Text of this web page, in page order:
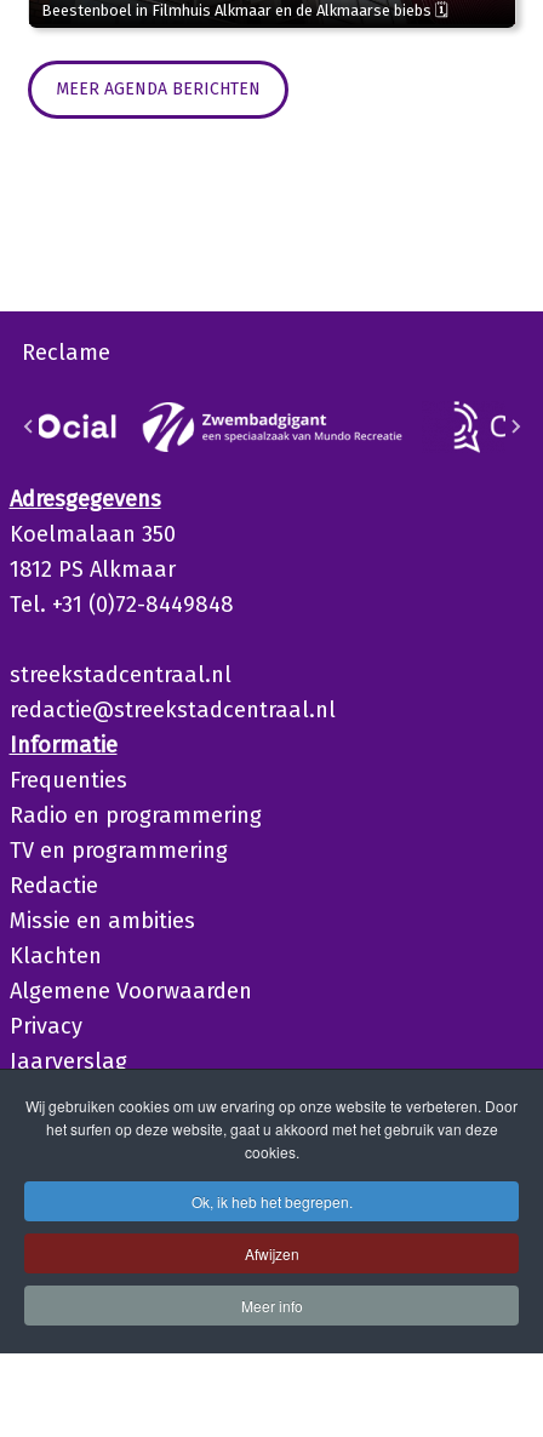
Beestenboel in Filmhuis Alkmaar en de Alkmaarse biebs 🗓
MEER AGENDA BERICHTEN
Reclame
Adresgegevens
Koelmalaan 350
1812 PS Alkmaar
Tel. +31 (0)72-8449848
streekstadcentraal.nl
redactie@streekstadcentraal.nl
Informatie
Frequenties
Radio en programmering
TV en programmering
Redactie
Missie en ambities
Klachten
Algemene Voorwaarden
Privacy
Jaarverslag
Wij gebruiken cookies om uw ervaring op onze website te verbeteren. Door
het surfen op deze website, gaat u akkoord met het gebruik van deze
cookies.
Ok, ik heb het begrepen.
Afwijzen
Meer info